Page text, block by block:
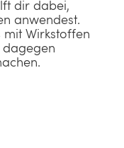
dir dabei,
anwendest.
mit Wirkstoffen
dagegen